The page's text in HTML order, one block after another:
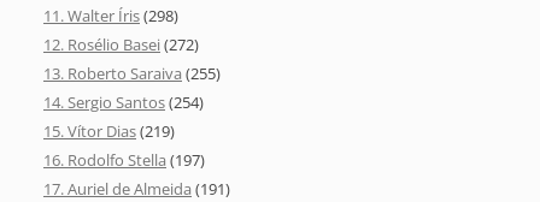
11. Walter Íris(298)
12. Rosélio Basei(272)
13. Roberto Saraiva (255)
14. Sergio Santos(254)
15. Vítor Dias(219)
16. Rodolfo Stella (197)
17. Auriel de Almeida (191)